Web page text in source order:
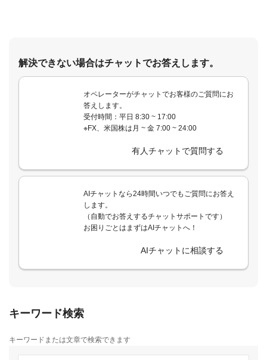
解決できない場合はチャットでお答えします。
オペレーターがチャットでお客様のご質問にお
答えします。
受付時間：平日 8:30 ~ 17:00
※FX、米国株は月 ~ 金 7:00 ~ 24:00
有人チャットで質問する
AIチャットなら24時間いつでもご質問にお答え
します。
（自動でお答えするチャットサポートです）
お困りごとはまずはAIチャットへ！
AIチャットに相談する
キーワード検索
キーワードまたは文章で検索できます